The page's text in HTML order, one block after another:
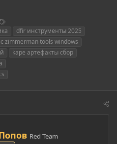
Т
е
г
dfir инструменты 2025
zimmerman tools windows
kape артефакты сбор
Red Team